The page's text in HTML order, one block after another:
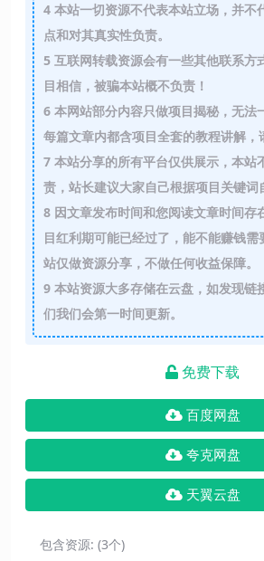
4本站一切资源不代表本站立场，并不
点和对其真实性负责。
5互联网转载资源会有一些其他联系方
目相信，被骗本站概不负责！
6本网站部分内容只做项目揭秘，无法
每篇文章内都含项目全套的教程讲解，
7本站分享的所有平台仅供展示，本站
责，站长建议大家自己根据项目关键词
8因文章发布时间和您阅读文章时间存
目红利期可能已经过了，能不能赚钱需
站仅做资源分享，不做任何收益保障。
9本站资源大多存储在云盘，如发现链
们我们会第一时间更新。
免费下载
百度网盘
夸克网盘
天翼云盘
包含资源: (3个)